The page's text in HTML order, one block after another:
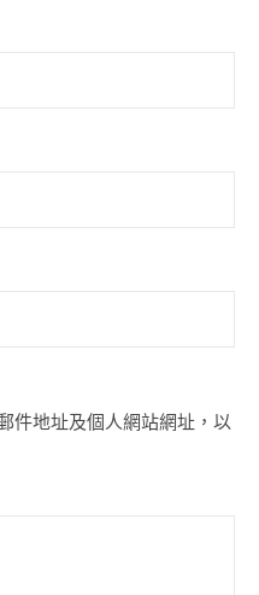
件地址及個人網站網址，以